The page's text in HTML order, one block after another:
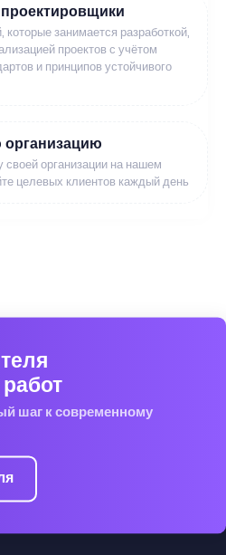
которые занимается разработкой,
проектов с учётом
и принципов устойчивого
своей организации на нашем
целевых клиентов каждый день
шаг к современному